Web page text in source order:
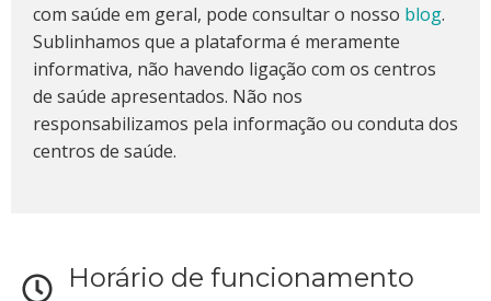
Horário de funcionamento
com saúde em geral, pode consultar o nosso blog.
Sublinhamos que a plataforma é meramente
informativa, não havendo ligação com os centros
de saúde apresentados. Não nos
responsabilizamos pela informação ou conduta dos
centros de saúde.